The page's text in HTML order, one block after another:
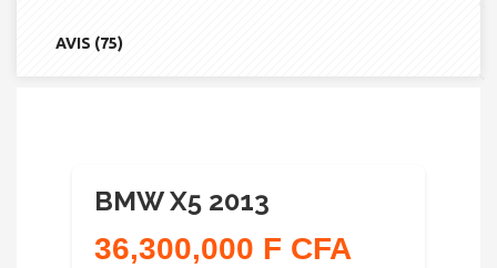
AVIS (75)
BMW X5 2013
36,300,000 F CFA